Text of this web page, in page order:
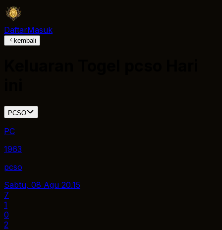
DaftarMasuk
kembali
PCSO
PC
1963
pcso
Sabtu, 08 Agu 20.15
7
1
0
2